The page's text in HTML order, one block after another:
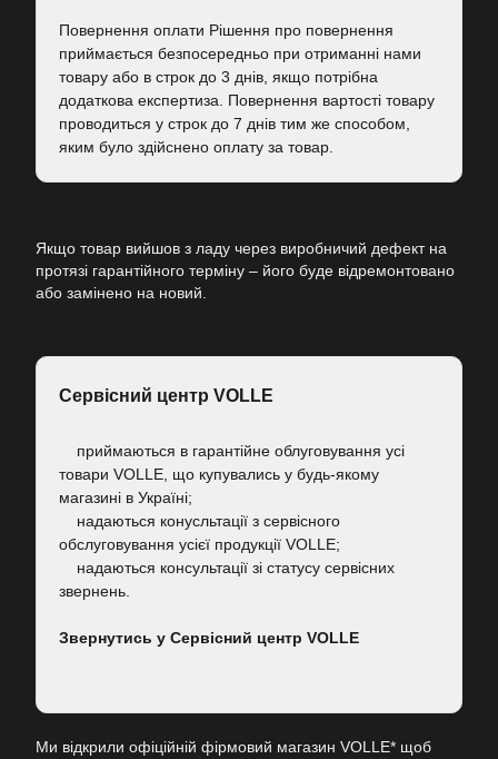
Повернення оплати Рішення про повернення
приймається безпосередньо при отриманні нами
товару або в строк до 3 днів, якщо потрібна
додаткова експертиза. Повернення вартості товару
проводиться у строк до 7 днів тим же способом,
яким було здійснено оплату за товар.
Якщо товар вийшов з ладу через виробничий дефект на
протязі гарантійного терміну – його буде відремонтовано
або замінено на новий.
Сервісний центр VOLLE
приймаються в гарантійне облуговування усі
товари VOLLE, що купувались у будь-якому
магазині в Україні;
надаються конусльтації з сервісного
обслуговування усієї продукції VOLLE;
надаються консультації зі статусу сервісних
звернень.
Звернутись у Сервісний центр VOLLE
Ми відкрили офіційній фірмовий магазин VOLLE* щоб